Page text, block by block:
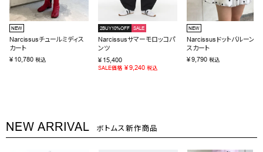
NEW
Narcissusチュールミディス
カート
¥ 10,780 税込
2BUY10%OFF SALE
Narcissusサマーモロッコパ
ンツ
¥ 15,400
SALE価格 ¥9,240 税込
NEW
Narcissusドットバルーンミ
スカート
¥9,790 税込
NEW ARRIVAL ボトムス新作商品